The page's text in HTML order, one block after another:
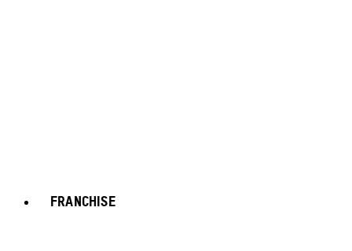
FRANCHISE